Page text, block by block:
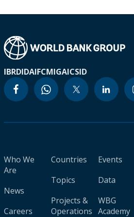
IBRDIDAIFCMIGAICSID
Who We
Are
News
Careers
Countries
Topics
Projects &
Operations
Events
Data
WBG
Academy